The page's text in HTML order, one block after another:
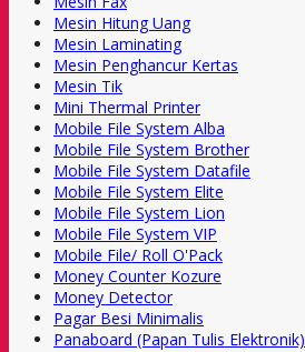
Mesin Hitung Uang
Mesin Laminating
Mesin Penghancur Kertas
Mesin Tik
Mini Thermal Printer
Mobile File System Alba
Mobile File System Brother
Mobile File System Datafile
Mobile File System Elite
Mobile File System Lion
Mobile File System VIP
Mobile File/ Roll O'Pack
Money Counter Kozure
Money Detector
Pagar Besi Minimalis
Panaboard (Papan Tulis Elektronik)